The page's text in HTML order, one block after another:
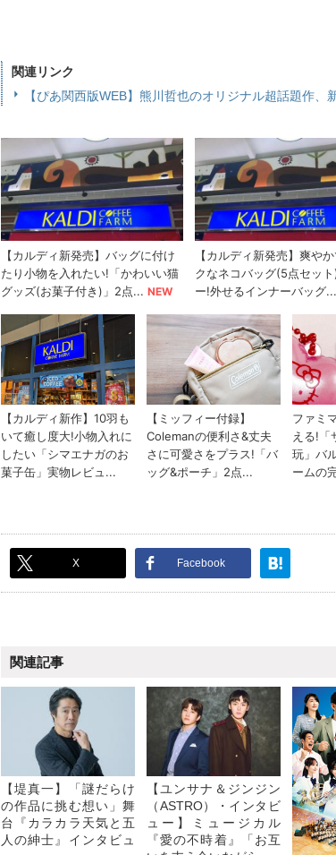
関連リンク
【ぴあ関西版WEB】熊川哲也のオリジナル超話題作、
X Facebook
関連記事
【堤真一】「謎だらけ
の作品に挑む想い」舞
台『カラカラ天気と五
人の紳士』インタビュ
【ユンサナ＆ジンジン
（ASTRO）・インタビ
ュー】ミュージカル
『愛の不時着』「お互